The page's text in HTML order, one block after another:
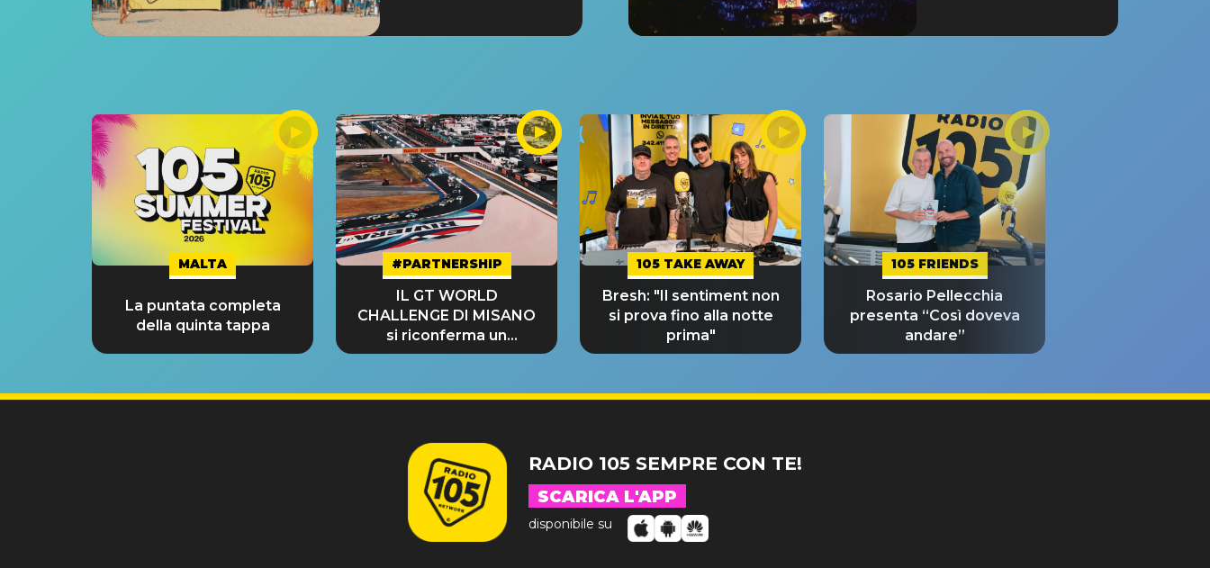
MALTA
La puntata completa
della quinta tappa
#PARTNERSHIP
IL GT WORLD
CHALLENGE DI MISANO
si riconferma un
GRANDE SUCCESSO!
105 TAKE AWAY
Bresh: "Il sentiment non
si prova fino alla notte
prima"
105 FRIENDS
Rosario Pellecchia
presenta “Così doveva
andare”
RADIO 105 SEMPRE CON TE!
SCARICA L'APP
disponibile su